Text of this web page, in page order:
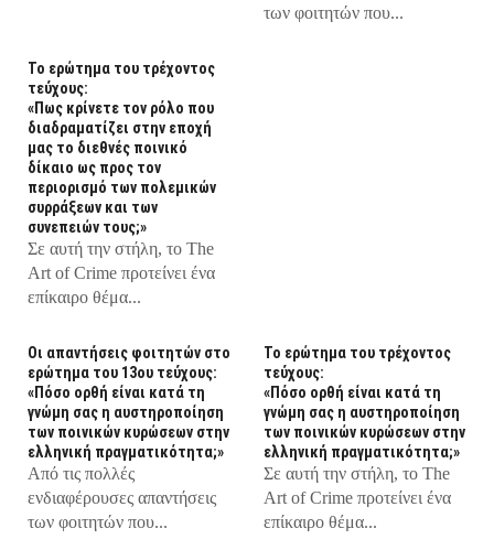
των φοιτητών που...
Το ερώτημα του τρέχοντος
τεύχους:
«Πως κρίνετε τον ρόλο που
διαδραματίζει στην εποχή
μας το διεθνές ποινικό
δίκαιο ως προς τον
περιορισμό των πολεμικών
συρράξεων και των
συνεπειών τους;»
Σε αυτή την στήλη, τo The
Art of Crime προτείνει ένα
επίκαιρο θέμα...
Οι απαντήσεις φοιτητών στο
ερώτημα του 13ου τεύχους:
«Πόσο ορθή είναι κατά τη
γνώμη σας η αυστηροποίηση
των ποινικών κυρώσεων στην
ελληνική πραγματικότητα;»
Από τις πολλές
ενδιαφέρουσες απαντήσεις
των φοιτητών που...
Το ερώτημα του τρέχοντος
τεύχους:
«Πόσο ορθή είναι κατά τη
γνώμη σας η αυστηροποίηση
των ποινικών κυρώσεων στην
ελληνική πραγματικότητα;»
Σε αυτή την στήλη, τo The
Art of Crime προτείνει ένα
επίκαιρο θέμα...